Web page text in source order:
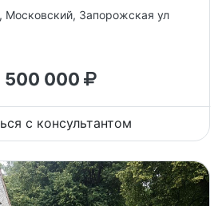
Московский, Запорожская ул
500 000
с консультантом